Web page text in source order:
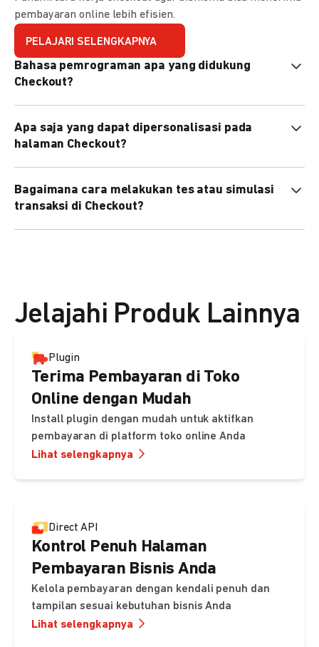
pembayaran online lebih efisien.
PELAJARI SELENGKAPNYA
Bahasa pemrograman apa yang didukung
Checkout?
PHP, Node.js, Go, dll).
Apa saja yang dapat dipersonalisasi pada
halaman Checkout?
preferensi bahasa, dan urutan metode pembayaran sesuai
kebutuhan brand Anda.
Bagaimana cara melakukan tes atau simulasi
transaksi di Checkout?
Jelajahi Produk Lainnya
Plugin
Terima Pembayaran di Toko
Online dengan Mudah
Install plugin dengan mudah untuk aktifkan
pembayaran di platform toko online Anda
Lihat selengkapnya
Direct API
Kontrol Penuh Halaman
Pembayaran Bisnis Anda
Kelola pembayaran dengan kendali penuh dan
tampilan sesuai kebutuhan bisnis Anda
Lihat selengkapnya